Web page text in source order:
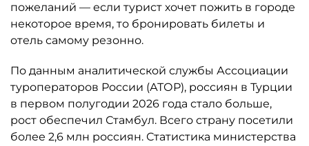
пожеланий — если турист хочет пожить в городе
некоторое время, то бронировать билеты и
отель самому резонно.
По данным аналитической службы Ассоциации
туроператоров России (АТОР), россиян в Турции
в первом полугодии 2026 года стало больше,
рост обеспечил Стамбул. Всего страну посетили
более 2,6 млн россиян. Статистика министерства